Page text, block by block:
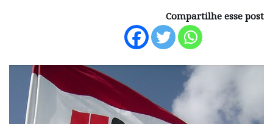
Compartilhe esse post